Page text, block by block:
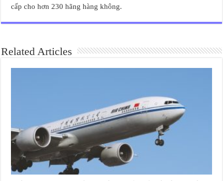
cấp cho hơn 230 hãng hàng không.
Related Articles